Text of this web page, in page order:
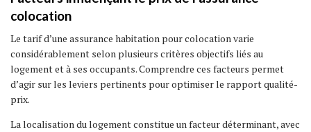
colocation
Le tarif d’une assurance habitation pour colocation varie
considérablement selon plusieurs critères objectifs liés au
logement et à ses occupants. Comprendre ces facteurs permet
d’agir sur les leviers pertinents pour optimiser le rapport qualité-
prix.
La localisation du logement constitue un facteur déterminant, avec